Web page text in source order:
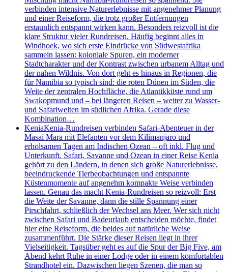
verbinden intensive Naturerlebnisse mit angenehmer Planung
und einer Reiseform, die trotz großer Entfernungen
erstaunlich entspannt wirken kann. Besonders reizvoll ist die
klare Struktur vieler Rundreisen. Häufig beginnt alles in
Windhoek, wo sich erste Eindrücke von Südwestafrika
sammeln lassen: koloniale Spuren, ein moderner
Stadtcharakter und der Kontrast zwischen urbanem Alltag und
der nahen Wildnis. Von dort geht es hinaus in Regionen, die
für Namibia so typisch sind: die roten Dünen im Süden, die
Weite der zentralen Hochfläche, die Atlantikküste rund um
Swakopmund und – bei längeren Reisen – weiter zu Wasser-
und Safariwelten im südlichen Afrika. Gerade diese
Kombination…
KeniaKenia-Rundreisen verbinden Safari-Abenteuer in der
Masai Mara mit Elefanten vor dem Kilimanjaro und
erholsamen Tagen am Indischen Ozean – oft inkl. Flug und
Unterkunft. Safari, Savanne und Ozean in einer Reise Kenia
gehört zu den Ländern, in denen sich große Naturerlebnisse,
beeindruckende Tierbeobachtungen und entspannte
Küstenmomente auf angenehm kompakte Weise verbinden
lassen. Genau das macht Kenia-Rundreisen so reizvoll: Erst
die Weite der Savanne, dann die stille Spannung einer
Pirschfahrt, schließlich der Wechsel ans Meer. Wer sich nicht
zwischen Safari und Badeurlaub entscheiden möchte, findet
hier eine Reiseform, die beides auf natürliche Weise
zusammenführt. Die Stärke dieser Reisen liegt in ihrer
Vielseitigkeit. Tagsüber geht es auf die Spur der Big Five, am
Abend kehrt Ruhe in einer Lodge oder in einem komfortablen
Strandhotel ein. Dazwischen liegen Szenen, die man so